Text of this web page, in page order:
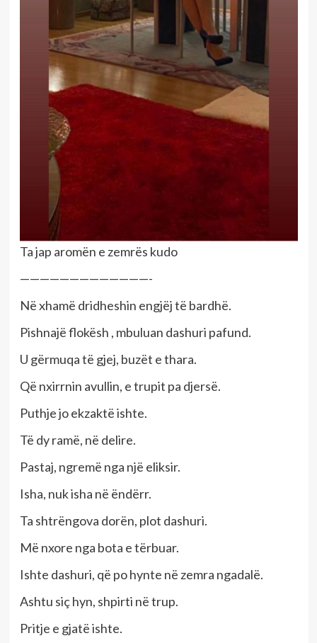
Ta jap aromën e zemrës kudo
—————————————-
Në xhamë dridheshin engjëj të bardhë.
Pishnajë flokësh , mbuluan dashuri pafund.
U gërmuqa të gjej, buzët e thara.
Që nxirrnin avullin, e trupit pa djersë.
Puthje jo ekzaktë ishte.
Të dy ramë, në delire.
Pastaj, ngremë nga një eliksir.
Isha, nuk isha në ëndërr.
Ta shtrëngova dorën, plot dashuri.
Më nxore nga bota e tërbuar.
Ishte dashuri, që po hynte në zemra ngadalë.
Ashtu siç hyn, shpirti në trup.
Pritje e gjatë ishte.